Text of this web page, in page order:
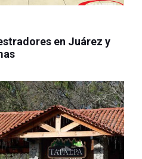
en Juárez y